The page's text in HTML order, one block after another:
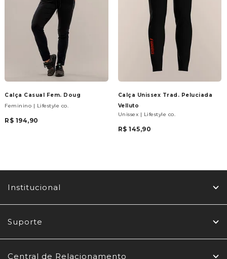
Calça Casual Fem. Doug
Feminino | Lifestyle co.
R$ 194,90
Calça Unissex Trad. Peluciada
Velluto
Unissex | Lifestyle co.
R$ 145,90
Institucional
Suporte
Central de Relacionamento